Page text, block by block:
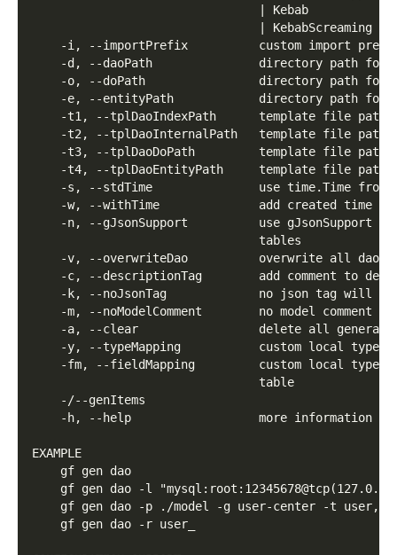
| Kebab
| KebabScreaming
-i, --importPrefix          custom import
-d, --daoPath               directory path for
-o, --doPath                directory path for
-e, --entityPath            directory path for
-t1, --tplDaoIndexPath      template file path
-t2, --tplDaoInternalPath   template file path
-t3, --tplDaoDoPath         template file path
-t4, --tplDaoEntityPath     template file path
-s, --stdTime               use time.Time
-w, --withTime              add created time
-n, --gJsonSupport          use gJsonSupport
                                tables
-v, --overwriteDao          overwrite all dao
-c, --descriptionTag        add comment to
-k, --noJsonTag             no json tag will
-m, --noModelComment        no model comment
-a, --clear                 delete all
-y, --typeMapping           custom local type
-fm, --fieldMapping         custom local type
                                table
    -/--genItems
-h, --help                  more information
EXAMPLE
    gf gen dao
gf gen dao -l
gf gen dao -p ./model -g user-center -t
    gf gen dao -r user_